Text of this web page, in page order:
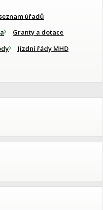
úřadů
Granty a dotace
Jízdní řády MHD